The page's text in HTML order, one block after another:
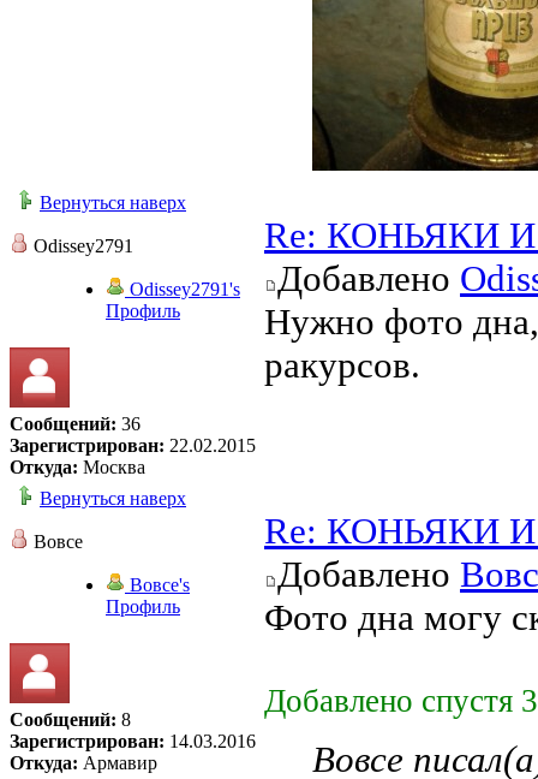
Вернуться наверх
Odissey2791
Odissey2791's
Профиль
Сообщений: 36
Зарегистрирован: 22.02.2015
Откуда: Москва
Re: КОНЬЯКИ И
Добавлено
Нужно фото
ракурсов.
Вернуться наверх
Вовсе
Вовсе's
Профиль
Сообщений: 8
Зарегистрирован: 14.03.2016
Откуда: Армавир
Re: КОНЬЯКИ И
Добавлено
Фото дна могу
Добавлено спустя
Вовсе